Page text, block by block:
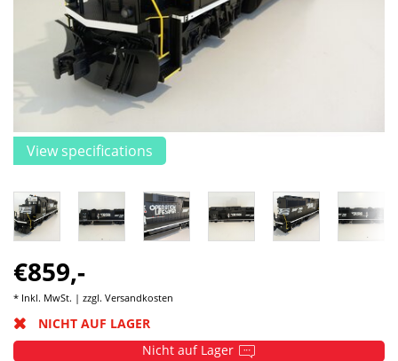
View specifications
€859,-
* Inkl. MwSt. | zzgl. Versandkosten
NICHT AUF LAGER
Nicht auf Lager